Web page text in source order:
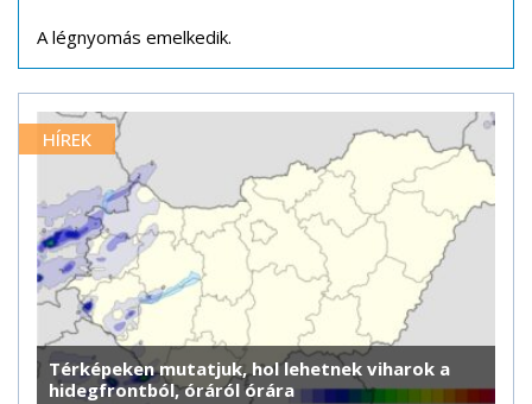
A légnyomás emelkedik.
HÍREK
Térképeken mutatjuk, hol lehetnek viharok a
hidegfrontból, óráról órára